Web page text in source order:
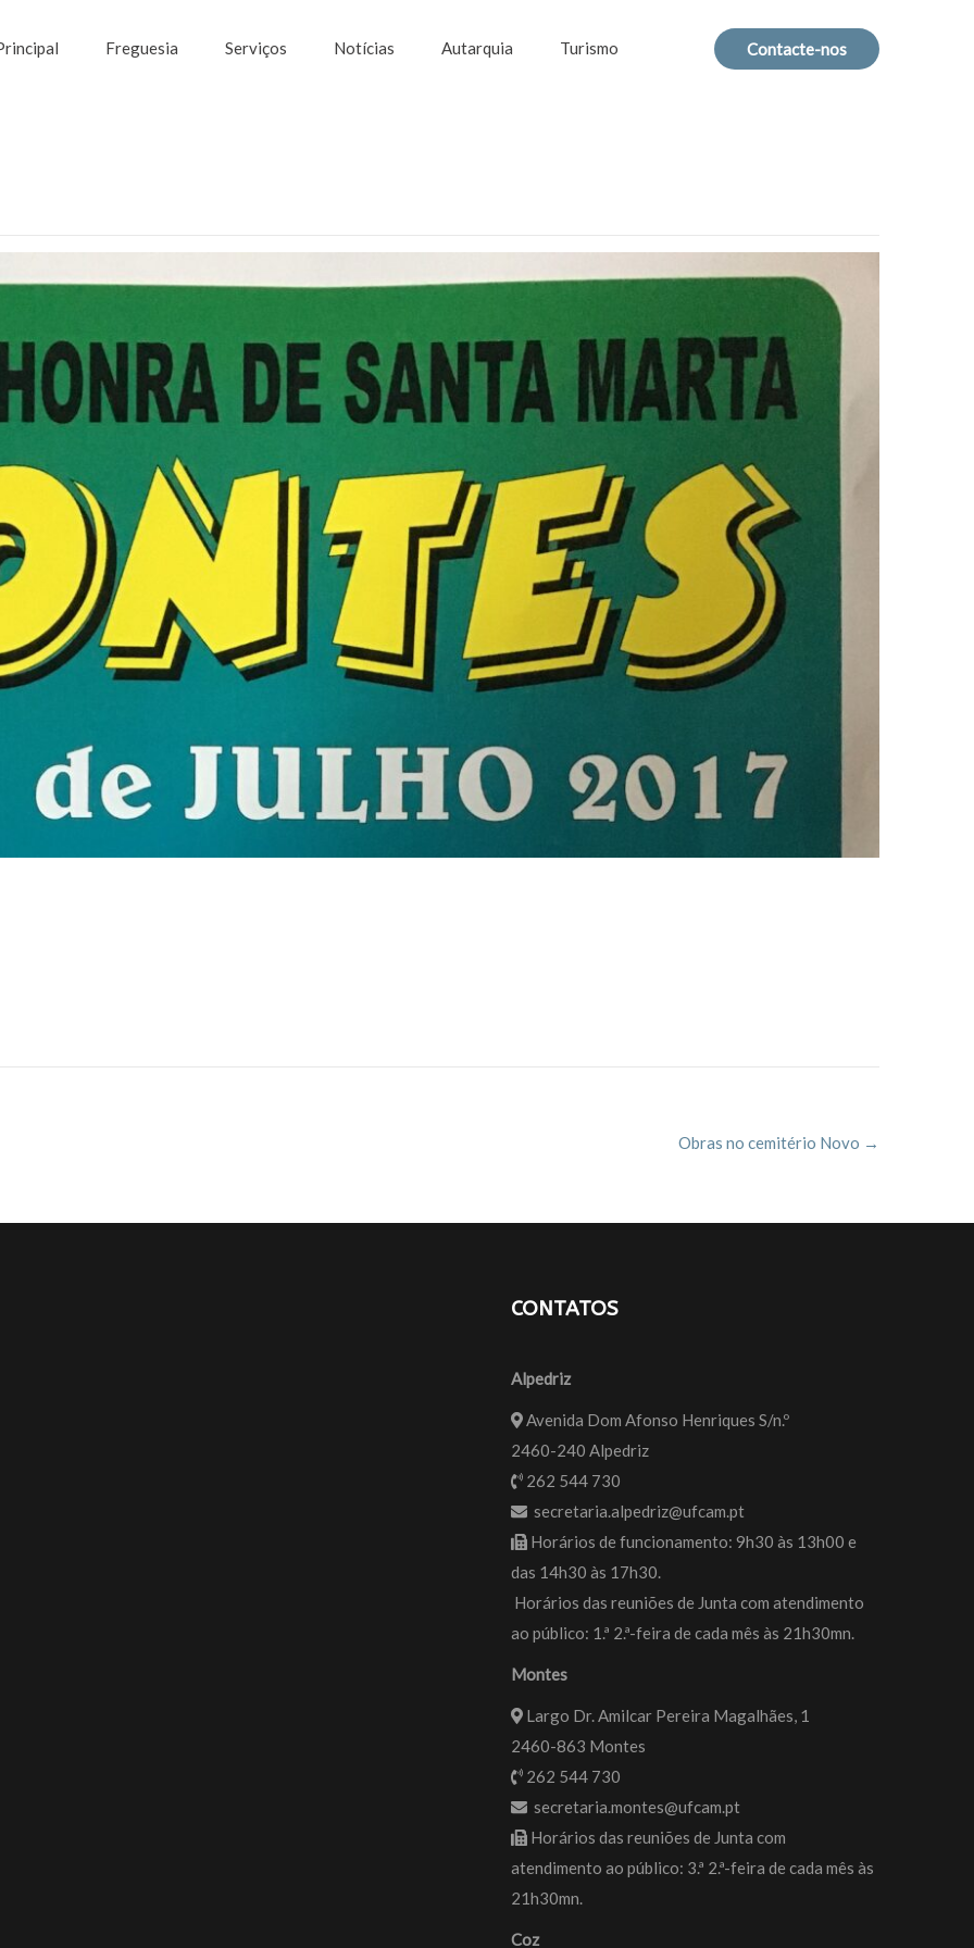
Contacte-nos
Freguesia Serviços Notícias Autarquia Turismo
Obras no cemitério Novo →
CONTATOS
Alpedriz
Avenida Dom Afonso Henriques S/n.º
2460-240 Alpedriz
262 544 730
secretaria.alpedriz@ufcam.pt
Horários de funcionamento: 9h30 às 13h00 e
das 14h30 às 17h30.
Horários das reuniões de Junta com atendimento
ao público: 1.ª 2.ª-feira de cada mês às 21h30mn.
Montes
Largo Dr. Amilcar Pereira Magalhães, 1
2460-863 Montes
262 544 730
secretaria.montes@ufcam.pt
Horários das reuniões de Junta com
atendimento ao público: 3.ª 2.ª-feira de cada mês às
21h30mn.
Coz